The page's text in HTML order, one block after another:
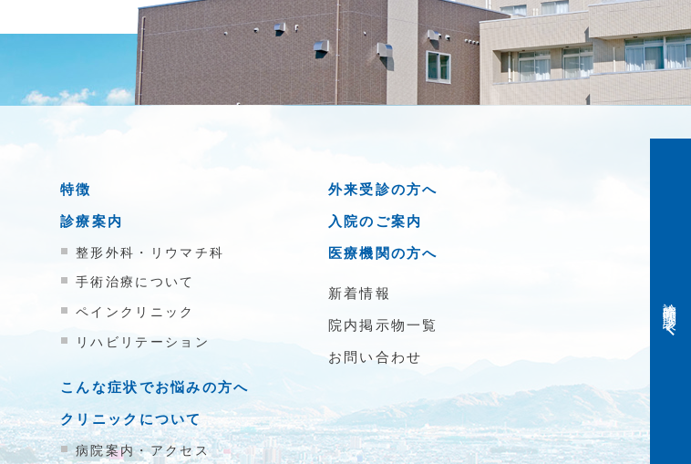
特徴
診療案内
整形外科・リウマチ科
手術治療について
ペインクリニック
リハビリテーション
こんな症状でお悩みの方へ
クリニックについて
病院案内・アクセス
外来受診の方へ
入院のご案内
医療機関の方へ
新着情報
院内掲示物一覧
お問い合わせ